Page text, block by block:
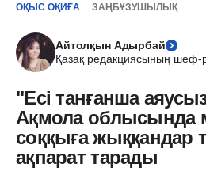
ОҚЫС ОҚИҒА ЗАҢБҰЗУШЫЛЫҚ
Айтолқын Адырбай
Қазақ редакциясының шеф-
"Есі танғанша
Ақмола облысында
соққыға жыққандар
ақпарат тарады